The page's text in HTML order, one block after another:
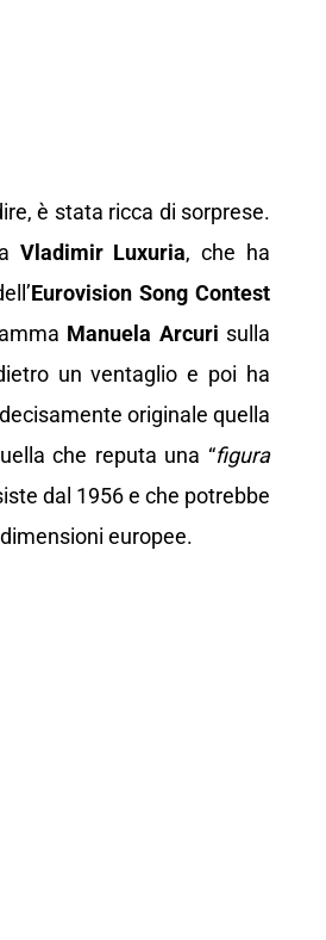
è stata ricca di sorprese.
Vladimir Luxuria, che ha
Eurovision Song Contest
Manuela Arcuri sulla
un ventaglio e poi ha
originale quella
che reputa una “figura
dal 1956 e che potrebbe
europee.